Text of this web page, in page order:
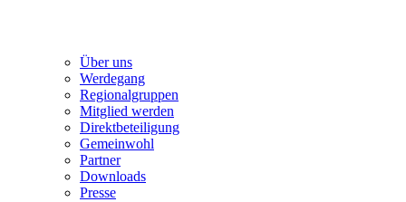
Über uns
Werdegang
Regionalgruppen
Mitglied werden
Direktbeteiligung
Gemeinwohl
Partner
Downloads
Presse